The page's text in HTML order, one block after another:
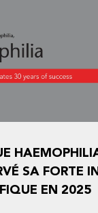
SA FORTE
EN 2025